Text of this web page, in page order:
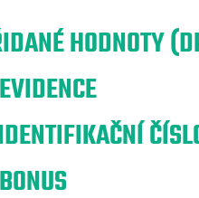
HODNOTY